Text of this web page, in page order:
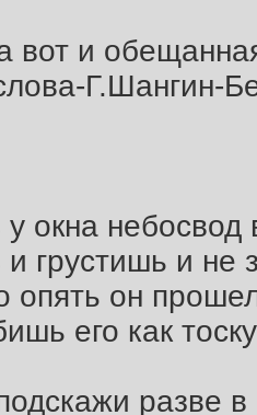
вот и
Г.Шангин-
окна небосвод
грустишь и не
опять он
его как
разве